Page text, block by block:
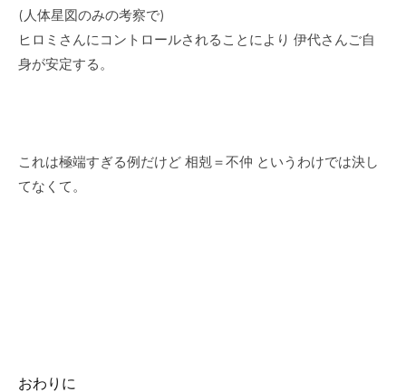
(人体星図のみの考察で)
ヒロミさんにコントロールされることにより 伊代さんご自
身が安定する。
これは極端すぎる例だけど 相剋＝不仲 というわけでは決し
てなくて。
おわりに